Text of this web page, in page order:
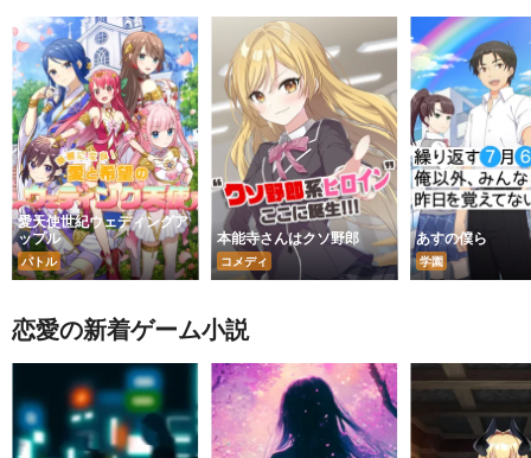
愛天使世紀ウェディングア
ップル
バトル
本能寺さんはクソ野郎
コメディ
あすの僕ら
学園
恋愛の新着ゲーム小説